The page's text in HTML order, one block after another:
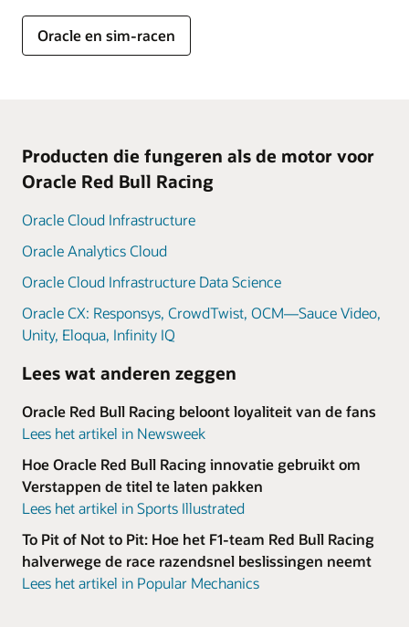
Oracle en sim-racen
Producten die fungeren als de motor voor
Oracle Red Bull Racing
Oracle Cloud Infrastructure
Oracle Analytics Cloud
Oracle Cloud Infrastructure Data Science
Oracle CX: Responsys, CrowdTwist, OCM—Sauce Video,
Unity, Eloqua, Infinity IQ
Lees wat anderen zeggen
Oracle Red Bull Racing beloont loyaliteit van de fans
Lees het artikel in Newsweek
Hoe Oracle Red Bull Racing innovatie gebruikt om
Verstappen de titel te laten pakken
Lees het artikel in Sports Illustrated
To Pit of Not to Pit: Hoe het F1-team Red Bull Racing
halverwege de race razendsnel beslissingen neemt
Lees het artikel in Popular Mechanics